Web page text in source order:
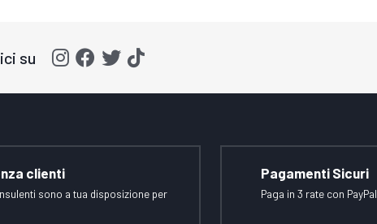
su
clienti
sono a tua disposizione per
Pagamenti Sicuri
Paga in 3 rate con PayPal